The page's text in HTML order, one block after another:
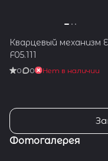
Кварцевый механизм
F05.111
0 0 Нет в наличии
Фотогалерея